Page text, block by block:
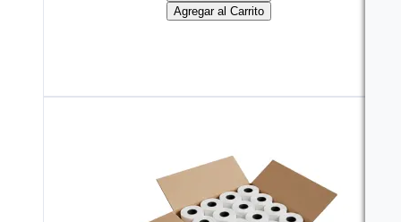
Agregar al Carrito